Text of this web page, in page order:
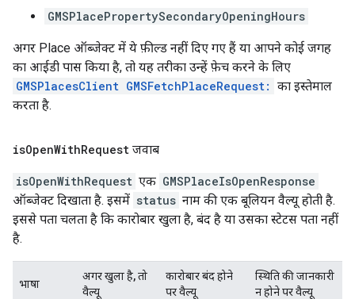
GMSPlacePropertySecondaryOpeningHours
अगर Place ऑब्जेक्ट में ये फ़ील्ड नहीं दिए गए हैं या आपने कोई जगह
का आईडी पास किया है, तो यह तरीका उन्हें फ़ेच करने के लिए
GMSPlacesClient GMSFetchPlaceRequest: का इस्तेमाल
करता है.
isOpenWithRequest जवाब
isOpenWithRequest एक GMSPlaceIsOpenResponse
ऑब्जेक्ट दिखाता है. इसमें status नाम की एक बूलियन वैल्यू होती है.
इससे पता चलता है कि कारोबार खुला है, बंद है या उसका स्टेटस पता नहीं
है.
भाषा
अगर खुला है, तो
वैल्यू
कारोबार बंद होने
पर वैल्यू
स्थिति की जानकारी
न होने पर वैल्यू